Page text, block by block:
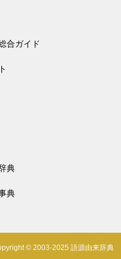
合ガイド
典
典
© 2003-2025 語源由来辞典